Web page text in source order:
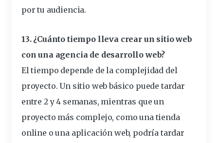
por tu audiencia.
13. ¿Cuánto tiempo lleva crear un sitio web
con una agencia de desarrollo web?
El tiempo depende de la complejidad del
proyecto. Un sitio web básico puede tardar
entre 2 y 4 semanas, mientras que un
proyecto más complejo, como una tienda
online o una aplicación web, podría tardar